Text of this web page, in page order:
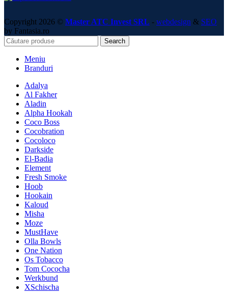
Copyright 2026 © Master ATC Invest SRL - webdesign & SEO
by Fantasia.ro
Search
Meniu
Branduri
Adalya
Al Fakher
Aladin
Alpha Hookah
Coco Boss
Cocobration
Cocoloco
Darkside
El-Badia
Element
Fresh Smoke
Hoob
Hookain
Kaloud
Misha
Moze
MustHave
Olla Bowls
One Nation
Os Tobacco
Tom Cococha
Werkbund
XSchischa